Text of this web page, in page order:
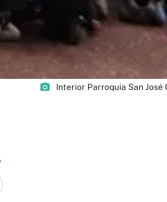
photo_camera Interior Parroquia San José